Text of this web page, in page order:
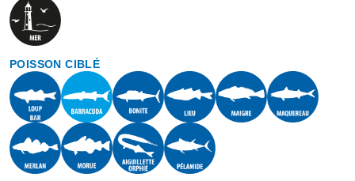
POISSON CIBLÉ